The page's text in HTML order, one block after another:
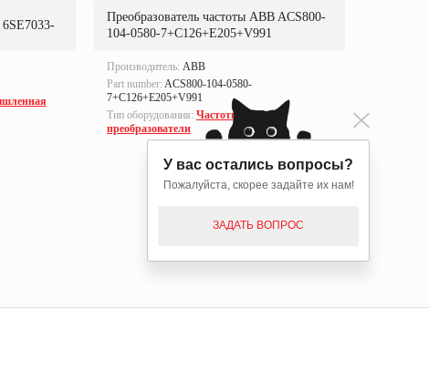
Преобразователь частоты ABB ACS800-
104-0580-7+C126+E205+V991
Производитель: ABB
Part number: ACS800-104-0580-
7+C126+E205+V991
Тип оборудования: Частотные
преобразователи
У вас остались вопросы?
Пожалуйста, скорее задайте их нам!
ЗАДАТЬ ВОПРОС